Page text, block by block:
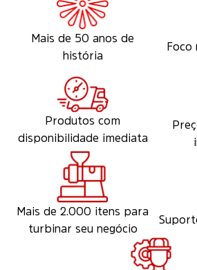
Mais de 50 anos de
história
Foco
Produtos com
disponibilidade imediata
Mais de 2.000 itens para
turbinar seu negócio